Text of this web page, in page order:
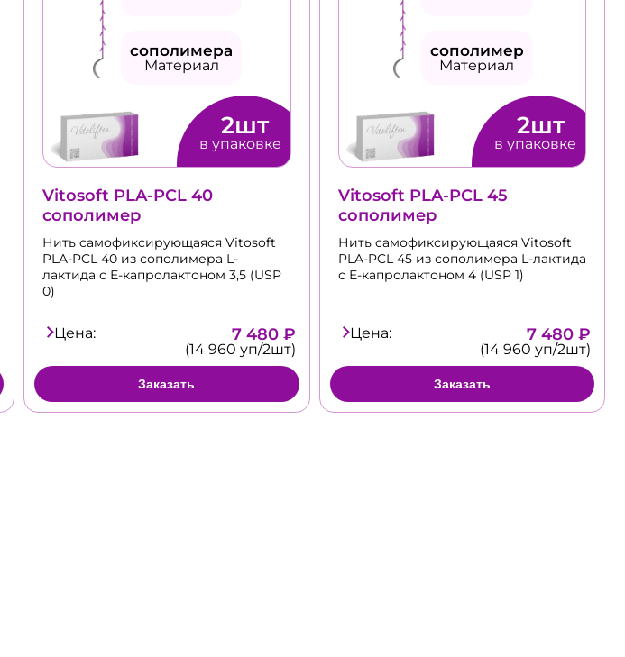
сополимера
Материал
2шт
в упаковке
Vitosoft PLA-PCL 40
сополимер
Нить cамофиксирующаяся Vitosoft
PLA-PCL 40 из сополимера L-
лактида с Е-капролактоном 3,5 (USP
0)
Цена: 7 480 ₽
(14 960 уп/2шт)
Заказать
сополимер
Материал
2шт
в упаковке
Vitosoft PLA-PCL 45
сополимер
Нить cамофиксирующаяся Vitosoft
PLA-PCL 45 из сополимера L-лактида
с Е-капролактоном 4 (USP 1)
Цена: 7 480 ₽
(14 960 уп/2шт)
Заказать